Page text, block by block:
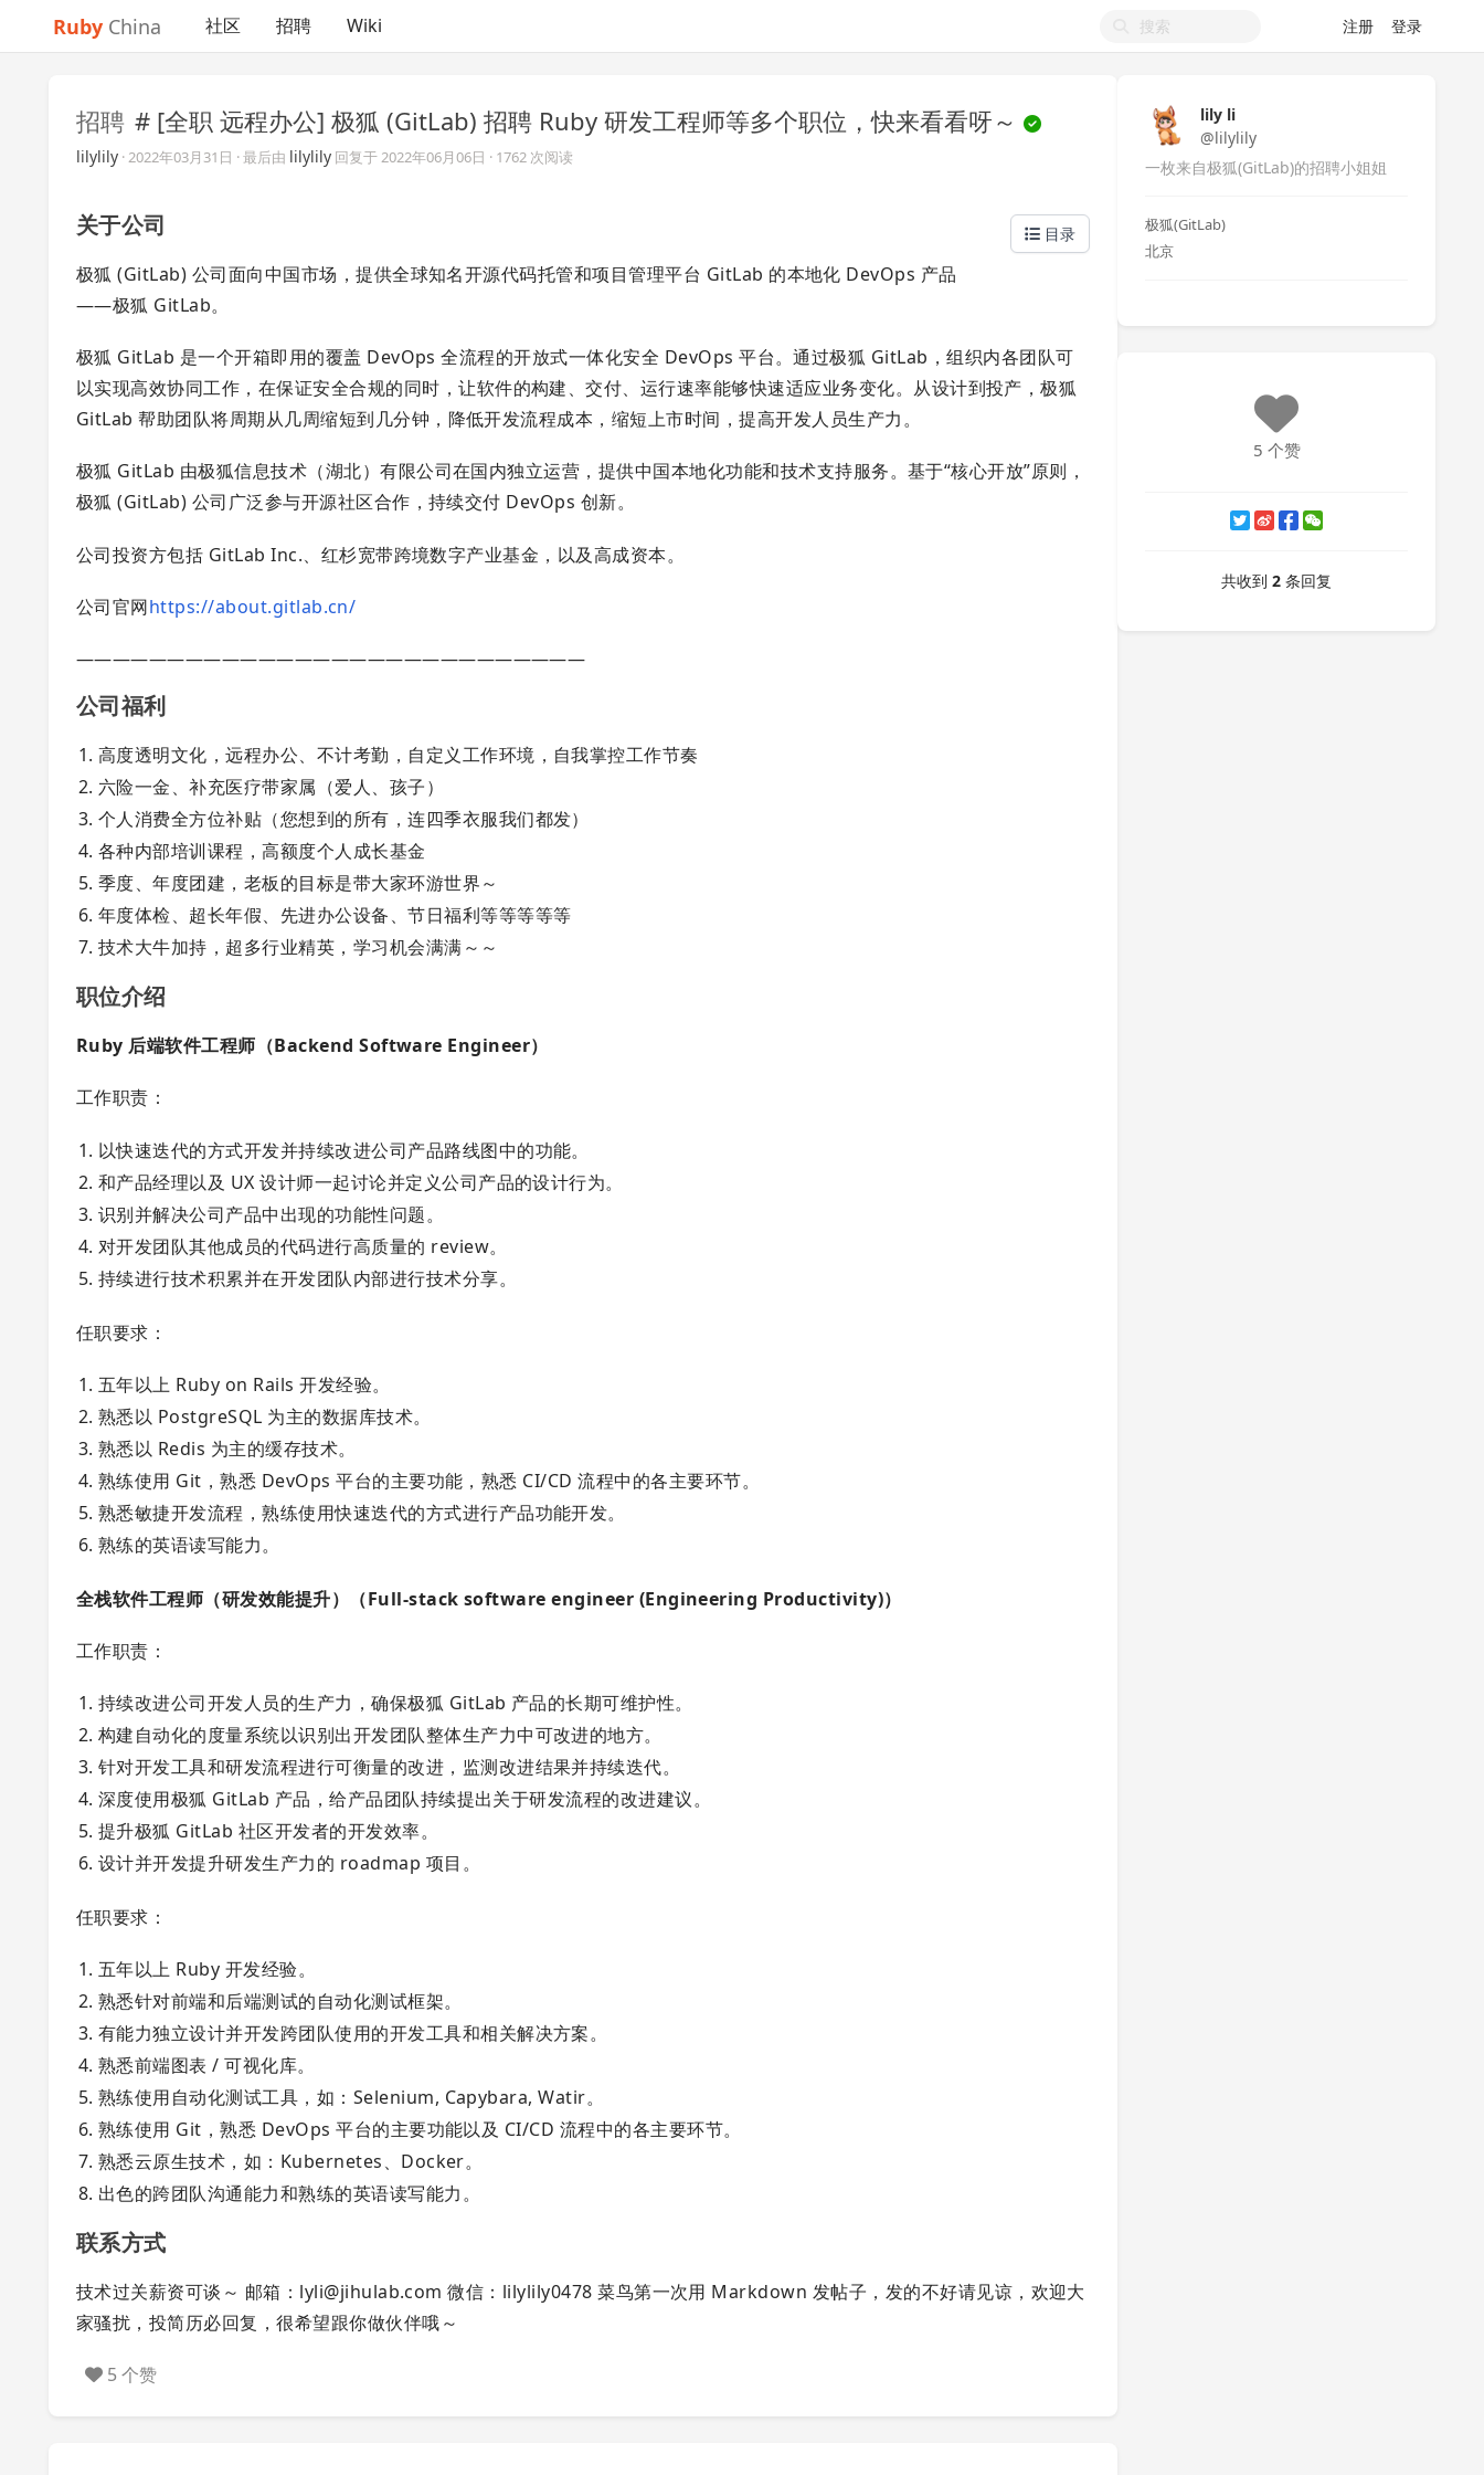
Ruby China 社区 招聘 Wiki 注册 登录
招聘 # [全职 远程办公] 极狐 (GitLab) 招聘 Ruby 研发工程师等多个职位，快来看看呀～
lilylily ·2022年03月31日 · 最后由 lilylily 回复于2022年06月06日 · 1762 次阅读
目录
关于公司
极狐 (GitLab) 公司面向中国市场，提供全球知名开源代码托管和项目管理平台 GitLab 的本地化 DevOps 产品
——极狐 GitLab。
极狐 GitLab 是一个开箱即用的覆盖 DevOps 全流程的开放式一体化安全 DevOps 平台。通过极狐 GitLab，组织内各团队可
以实现高效协同工作，在保证安全合规的同时，让软件的构建、交付、运行速率能够快速适应业务变化。从设计到投产，极狐
GitLab 帮助团队将周期从几周缩短到几分钟，降低开发流程成本，缩短上市时间，提高开发人员生产力。
极狐 GitLab 由极狐信息技术（湖北）有限公司在国内独立运营，提供中国本地化功能和技术支持服务。基于“核心开放”原则，
极狐 (GitLab) 公司广泛参与开源社区合作，持续交付 DevOps 创新。
公司投资方包括 GitLab Inc.、红杉宽带跨境数字产业基金，以及高成资本。
公司官网https://about.gitlab.cn/
————————————————————————————
公司福利
高度透明文化，远程办公、不计考勤，自定义工作环境，自我掌控工作节奏
六险一金、补充医疗带家属（爱人、孩子）
个人消费全方位补贴（您想到的所有，连四季衣服我们都发）
各种内部培训课程，高额度个人成长基金
季度、年度团建，老板的目标是带大家环游世界～
年度体检、超长年假、先进办公设备、节日福利等等等等等
技术大牛加持，超多行业精英，学习机会满满～～
职位介绍
Ruby 后端软件工程师（Backend Software Engineer）
工作职责：
以快速迭代的方式开发并持续改进公司产品路线图中的功能。
和产品经理以及 UX 设计师一起讨论并定义公司产品的设计行为。
识别并解决公司产品中出现的功能性问题。
对开发团队其他成员的代码进行高质量的 review。
持续进行技术积累并在开发团队内部进行技术分享。
任职要求：
五年以上 Ruby on Rails 开发经验。
熟悉以 PostgreSQL 为主的数据库技术。
熟悉以 Redis 为主的缓存技术。
熟练使用 Git，熟悉 DevOps 平台的主要功能，熟悉 CI/CD 流程中的各主要环节。
熟悉敏捷开发流程，熟练使用快速迭代的方式进行产品功能开发。
熟练的英语读写能力。
全栈软件工程师（研发效能提升）（Full-stack software engineer (Engineering Productivity)）
工作职责：
持续改进公司开发人员的生产力，确保极狐 GitLab 产品的长期可维护性。
构建自动化的度量系统以识别出开发团队整体生产力中可改进的地方。
针对开发工具和研发流程进行可衡量的改进，监测改进结果并持续迭代。
深度使用极狐 GitLab 产品，给产品团队持续提出关于研发流程的改进建议。
提升极狐 GitLab 社区开发者的开发效率。
设计并开发提升研发生产力的 roadmap 项目。
任职要求：
五年以上 Ruby 开发经验。
熟悉针对前端和后端测试的自动化测试框架。
有能力独立设计并开发跨团队使用的开发工具和相关解决方案。
熟悉前端图表 / 可视化库。
熟练使用自动化测试工具，如：Selenium, Capybara, Watir。
熟练使用 Git，熟悉 DevOps 平台的主要功能以及 CI/CD 流程中的各主要环节。
熟悉云原生技术，如：Kubernetes、Docker。
出色的跨团队沟通能力和熟练的英语读写能力。
联系方式
技术过关薪资可谈～ 邮箱： lyli@jihulab.com 微信：lilylily0478 菜鸟第一次用 Markdown 发帖子，发的不好请见谅，欢迎大
家骚扰，投简历必回复，很希望跟你做伙伴哦～
5 个赞
lily li
@lilylily
一枚来自极狐(GitLab)的招聘小姐姐
极狐(GitLab)
北京
5 个赞
共收到 2 条回复